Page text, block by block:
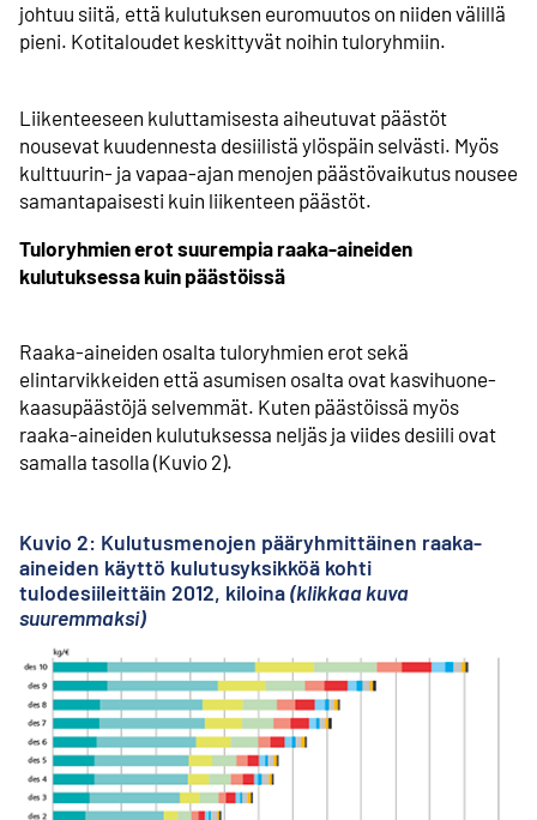
johtuu siitä, että kulutuksen euromuutos on niiden välillä
pieni. Kotitaloudet keskittyvät noihin tuloryhmiin.
Liikenteeseen kuluttamisesta aiheutuvat päästöt
nousevat kuudennesta desiilistä ylöspäin selvästi. Myös
kulttuurin- ja vapaa-ajan menojen päästövaikutus nousee
samantapaisesti kuin liikenteen päästöt.
Tuloryhmien erot suurempia raaka-­aineiden
kulutuksessa kuin päästöissä
Raaka-aineiden osalta tuloryhmien erot sekä
elintarvikkeiden että asumisen osalta ovat kasvihuone­
kaasupäästöjä selvemmät. Kuten päästöissä myös
raaka-aineiden kulutuksessa neljäs ja viides desiili ovat
samalla tasolla (Kuvio 2).
Kuvio 2: Kulutusmenojen pääryhmittäinen raaka-
aineiden käyttö kulutusyksikköä kohti
tulodesiileittäin 2012, kiloina(klikkaa kuva
suuremmaksi)